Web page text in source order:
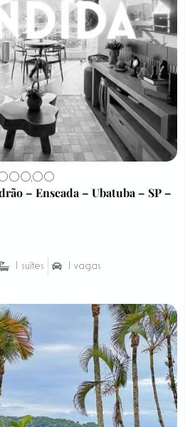
– Enseada – Ubatuba – SP –
1 suítes 1 vagas